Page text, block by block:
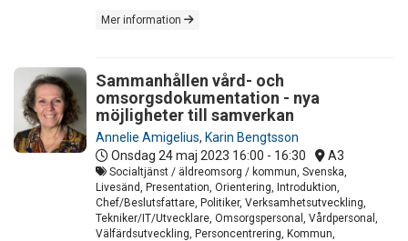
Mer information
Sammanhållen vård- och
omsorgsdokumentation - nya
möjligheter till samverkan
Annelie Amigelius, Karin Bengtsson
Onsdag 24 maj 2023 16:00 - 16:30 A3
Socialtjänst / äldreomsorg / kommun, Svenska,
Livesänd, Presentation, Orientering, Introduktion,
Chef/Beslutsfattare, Politiker, Verksamhetsutveckling,
Tekniker/IT/Utvecklare, Omsorgspersonal, Vårdpersonal,
Välfärdsutveckling, Personcentrering, Kommun,